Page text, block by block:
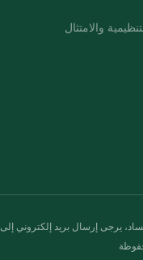
والامتثال
يرجى إرسال بريد إلكتروني إلى